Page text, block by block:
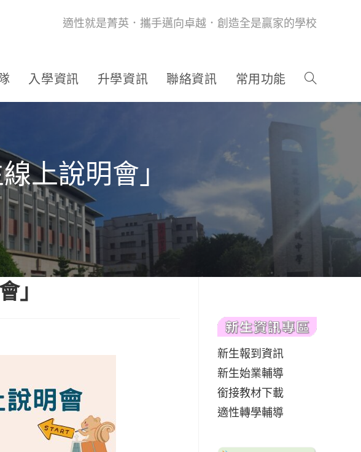
適性就是菁英．攜手邁向卓越．創造全是贏家的學校
入學資訊 升學資訊 聯絡資訊 常用功能
上說明會」
」
新生報到資訊
新生始業輔導
銜接教材下載
適性轉學輔導